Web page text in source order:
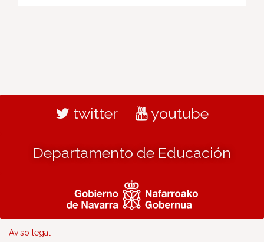
twitter youtube
Departamento de Educación
Aviso legal